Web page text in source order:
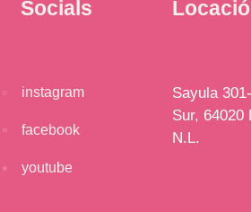
Socials
instagram
facebook
youtube
Sayula
Sur, 64020
N.L.